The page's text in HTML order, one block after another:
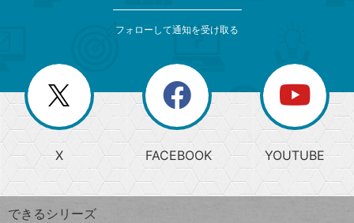
じ
る
search
検
索
上
昇
ワ
ー
閉
じ
る
ー
か
ら
探
す
フォローして通知を受け取る
X FACEBOOK YOUTUBE
できるシリーズ